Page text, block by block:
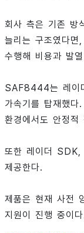
회사 측은 기존 방
늘리는 구조였다
수행해 비용과 발
SAF8444는 레이
가속기를 탑재했
환경에서도 안정적
또한 레이더 SDK,
제공한다.
제품은 현재 사전
지원이 진행 중이